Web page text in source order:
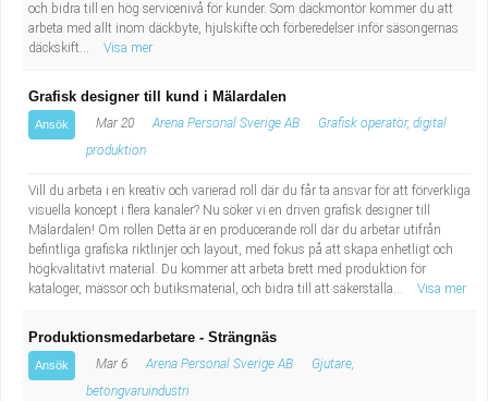
och bidra till en hög servicenivå för kunder. Som däckmontör kommer du att
arbeta med allt inom däckbyte, hjulskifte och förberedelser inför säsongernas
däckskift...
Visa mer
Grafisk designer till kund i Mälardalen
Ansök Mar 20 Arena Personal Sverige AB
Grafisk operatör, digital
produktion
Vill du arbeta i en kreativ och varierad roll där du får ta ansvar för att förverkliga
visuella koncept i flera kanaler? Nu söker vi en driven grafisk designer till
Mälardalen! Om rollen Detta är en producerande roll där du arbetar utifrån
befintliga grafiska riktlinjer och layout, med fokus på att skapa enhetligt och
högkvalitativt material. Du kommer att arbeta brett med produktion för
kataloger, mässor och butiksmaterial, och bidra till att säkerställa...
Visa mer
Produktionsmedarbetare - Strängnäs
Ansök Mar 6 Arena Personal Sverige AB
Gjutare,
betongvaruindustri